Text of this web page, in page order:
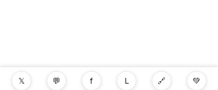
𝕏 💬 f L 🔗 💚